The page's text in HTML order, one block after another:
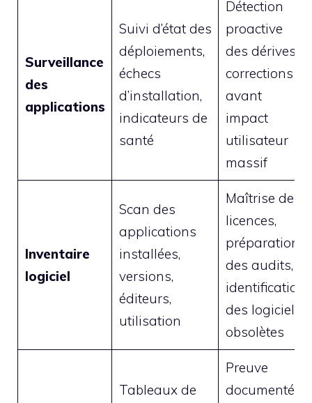
Surveillance
des
applications
Suivi d’état des
déploiements,
échecs
d’installation,
indicateurs de
santé
Détection
proactive
des dérives,
corrections
avant
impact
utilisateur
massif
Inventaire
logiciel
Scan des
applications
installées,
versions,
éditeurs,
utilisation
Maîtrise des
licences,
préparation
des audits,
identification
des logiciels
obsolètes
Tableaux de
Preuve
documentée